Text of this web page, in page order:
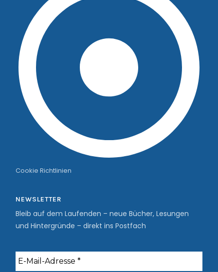
Cookie Richtlinien
NEWSLETTER
Bleib auf dem Laufenden – neue Bücher, Lesungen
und Hintergründe – direkt ins Postfach